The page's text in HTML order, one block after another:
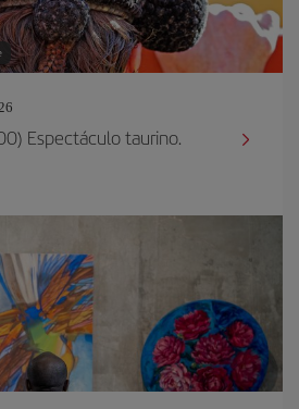
Espectáculo taurino.